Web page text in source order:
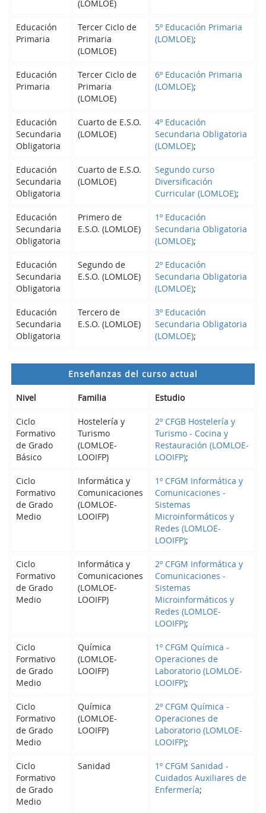
(LOMLOE)
Educación
Primaria
Tercer Ciclo de
Primaria
(LOMLOE)
5º Educación Primaria
(LOMLOE);
Educación
Primaria
Tercer Ciclo de
Primaria
(LOMLOE)
6º Educación Primaria
(LOMLOE);
Educación
Secundaria
Obligatoria
Cuarto de E.S.O.
(LOMLOE)
4º Educación
Secundaria Obligatoria
(LOMLOE);
Educación
Secundaria
Obligatoria
Cuarto de E.S.O.
(LOMLOE)
Segundo curso
Diversificación
Curricular (LOMLOE);
Educación
Secundaria
Obligatoria
Primero de
E.S.O. (LOMLOE)
1º Educación
Secundaria Obligatoria
(LOMLOE);
Educación
Secundaria
Obligatoria
Segundo de
E.S.O. (LOMLOE)
2º Educación
Secundaria Obligatoria
(LOMLOE);
Educación
Secundaria
Obligatoria
Tercero de
E.S.O. (LOMLOE)
3º Educación
Secundaria Obligatoria
(LOMLOE);
Enseñanzas del curso actual
Nivel Familia Estudio
Ciclo
Formativo
de Grado
Básico
Hostelería y
Turismo
(LOMLOE-
LOOIFP)
2º CFGB Hostelería y
Turismo - Cocina y
Restauración (LOMLOE-
LOOIFP);
Ciclo
Formativo
de Grado
Medio
Informática y
Comunicaciones
(LOMLOE-
LOOIFP)
1º CFGM Informática y
Comunicaciones -
Sistemas
Microinformáticos y
Redes (LOMLOE-
LOOIFP);
Ciclo
Formativo
de Grado
Medio
Informática y
Comunicaciones
(LOMLOE-
LOOIFP)
2º CFGM Informática y
Comunicaciones -
Sistemas
Microinformáticos y
Redes (LOMLOE-
LOOIFP);
Ciclo
Formativo
de Grado
Medio
Química
(LOMLOE-
LOOIFP)
1º CFGM Química -
Operaciones de
Laboratorio (LOMLOE-
LOOIFP);
Ciclo
Formativo
de Grado
Medio
Química
(LOMLOE-
LOOIFP)
2º CFGM Química -
Operaciones de
Laboratorio (LOMLOE-
LOOIFP);
Ciclo
Formativo
de Grado
Medio
Sanidad
1º CFGM Sanidad -
Cuidados Auxiliares de
Enfermería;